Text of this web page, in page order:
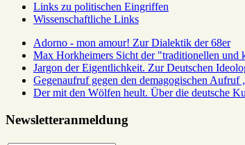
Links zu politischen Eingriffen
Wissenschaftliche Links
Adorno - mon amour! Zur Dialektik der 68er
Max Horkheimers Sicht der "traditionellen und
Jargon der Eigentlichkeit. Zur Deutschen
Gegenaufruf gegen den demagogischen Aufruf
Der mit den Wölfen heult. Über die deutsche
Newsletteranmeldung